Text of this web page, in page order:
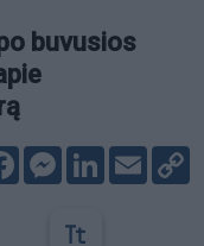
buvusios
FacebookMessenger
LinkedIn
Email